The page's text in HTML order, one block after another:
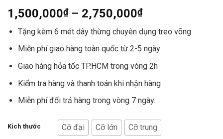
1,500,000₫– 2,750,000₫
Tặng kèm 6 mét dây thừng chuyên dụng treo võng
Miễn phí giao hàng toàn quốc từ 2-5 ngày
Giao hàng hỏa tốc TP.HCM trong vòng 2h
Kiểm tra hàng và thanh toán khi nhận hàng
Miễn phí đổi trả hàng trong vòng 7 ngày.
Kích thước Cỡ đại Cỡ lớn Cỡ trung